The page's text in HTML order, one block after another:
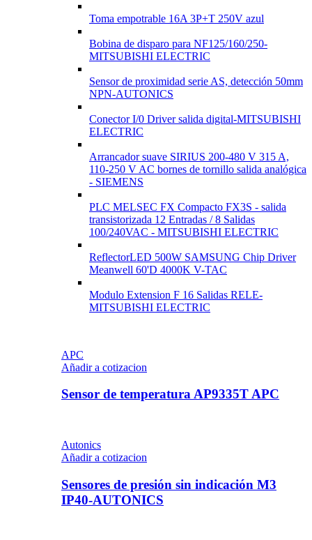
Toma empotrable 16A 3P+T 250V azul
Bobina de disparo para NF125/160/250-
MITSUBISHI ELECTRIC
Sensor de proximidad serie AS, detección 50mm
NPN-AUTONICS
Conector I/0 Driver salida digital-MITSUBISHI
ELECTRIC
Arrancador suave SIRIUS 200-480 V 315 A,
110-250 V AC bornes de tornillo salida analógica
- SIEMENS
PLC MELSEC FX Compacto FX3S - salida
transistorizada 12 Entradas / 8 Salidas
100/240VAC - MITSUBISHI ELECTRIC
ReflectorLED 500W SAMSUNG Chip Driver
Meanwell 60'D 4000K V-TAC
Modulo Extension F 16 Salidas RELE-
MITSUBISHI ELECTRIC
APC
Añadir a cotizacion
Sensor de temperatura AP9335T APC
Autonics
Añadir a cotizacion
Sensores de presión sin indicación M3
IP40-AUTONICS